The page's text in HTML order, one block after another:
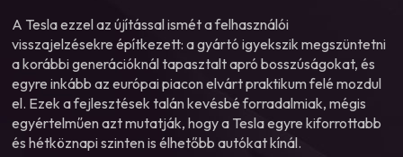
A Tesla ezzel az újítással ismét a felhasználói
visszajelzésekre építkezett: a gyártó igyekszik megszüntetni
a korábbi generációknál tapasztalt apró bosszúságokat, és
egyre inkább az európai piacon elvárt praktikum felé mozdul
el. Ezek a fejlesztések talán kevésbé forradalmiak, mégis
egyértelműen azt mutatják, hogy a Tesla egyre kiforrottabb
és hétköznapi szinten is élhetőbb autókat kínál.